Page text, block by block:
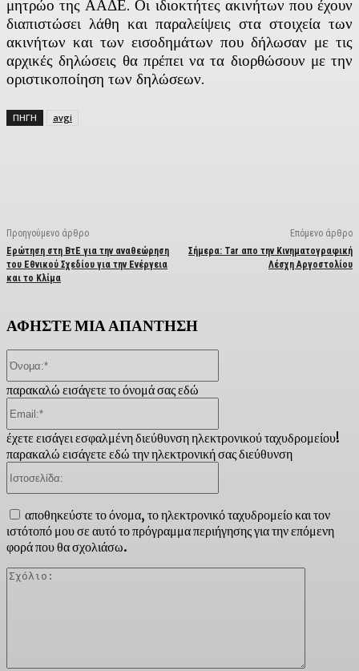
μητρώο της ΑΑΔΕ. Οι ιδιοκτήτες ακινήτων που έχουν
διαπιστώσει λάθη και παραλείψεις στα στοιχεία των
ακινήτων και των εισοδημάτων που δήλωσαν με τις
αρχικές δηλώσεις θα πρέπει να τα διορθώσουν με την
οριστικοποίηση των δηλώσεων.
ΠΗΓΗ avgi
Προηγούμενο άρθρο
Ερώτηση στη ΒτΕ για την αναθεώρηση
του Εθνικού Σχεδίου για την Ενέργεια
και το Κλίμα
Επόμενο άρθρο
Σήμερα: Tar απο την Κινηματογραφική
Λέσχη Αργοστολίου
ΑΦΗΣΤΕ ΜΙΑ ΑΠΑΝΤΗΣΗ
παρακαλώ εισάγετε το όνομά σας εδώ
έχετε εισάγει εσφαλμένη διεύθυνση ηλεκτρονικού ταχυδρομείου!
παρακαλώ εισάγετε εδώ την ηλεκτρονική σας διεύθυνση
αποθηκεύστε το όνομα, το ηλεκτρονικό ταχυδρομείο και τον
ιστότοπό μου σε αυτό το πρόγραμμα περιήγησης για την επόμενη
φορά που θα σχολιάσω.